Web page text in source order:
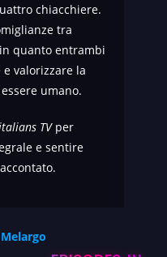
chiacchiere.
tra
quanto entrambi
valorizzare la
umano.
TVper
e sentire